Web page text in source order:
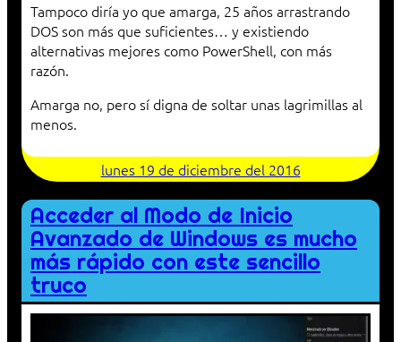
Tampoco diría yo que amarga, 25 años arrastrando
DOS son más que suficientes… y existiendo
alternativas mejores como PowerShell, con más
razón.
Amarga no, pero sí digna de soltar unas lagrimillas al
menos.
lunes 19 de diciembre del 2016
Acceder al Modo de Inicio
Avanzado de Windows es mucho
más rápido con este sencillo
truco